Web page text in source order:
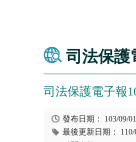
司法保護
司法保護電子報
發布日期： 103/09/01
最後更新日期：